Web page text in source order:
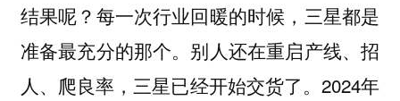
结果呢？每一次行业回暖的时候，三星都是
准备最充分的那个。别人还在重启产线、招
人、爬良率，三星已经开始交货了。2024年